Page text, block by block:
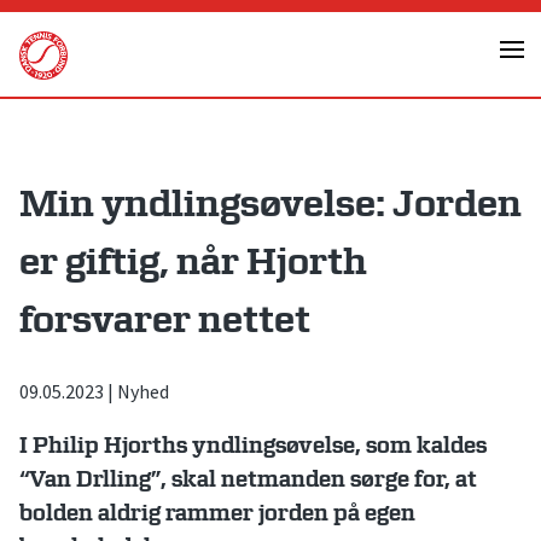
Skip
content
Min yndlingsøvelse: Jorden
er giftig, når Hjorth
forsvarer nettet
09.05.2023 | Nyhed
I Philip Hjorths yndlingsøvelse, som kaldes
“Van Drlling”, skal netmanden sørge for, at
bolden aldrig rammer jorden på egen